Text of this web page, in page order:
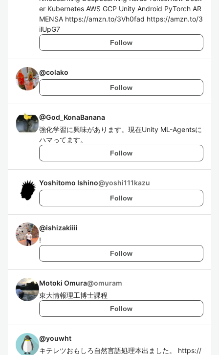
er Kubernetes AWS GCP Unity Android PyTorch AR
MENSA https://amzn.to/3Vh0fad https://amzn.to/3
ilUpG7
Follow
@colako
Follow
@God_KonaBanana
強化学習に興味があります。現在Unity ML-Agentsに
ハマってます。
Follow
Yoshitomo Ishino@yoshi111kazu
Follow
@ishizakiiii
!
Follow
Motoki Omura@omuram
東大情報理工博士課程
Follow
@youwht
キテレツおもしろ自然言語処理本出ました。 https://